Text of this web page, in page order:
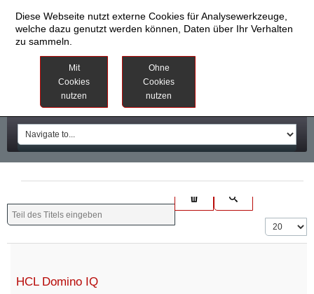
HCL Domino IQ
Diese Webseite nutzt externe Cookies für Analysewerkzeuge,
welche dazu genutzt werden können, Daten über Ihr Verhalten
zu sammeln.
Mit
Cookies
nutzen
Ohne
Cookies
nutzen